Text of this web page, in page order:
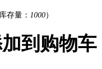
库存量： 1000）
到购物车